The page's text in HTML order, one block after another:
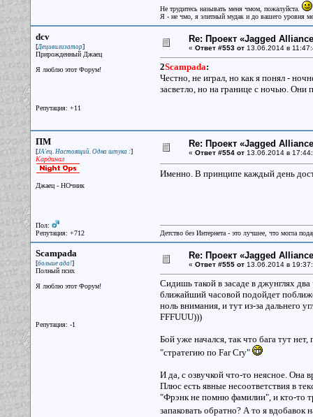
Не трудитесь называть меня чмом, пожалуйста.
Я - не чмо, я элитный мудак и до вашего уровня
dcv
[Децивилизатор]
Прирожденный Джаец
Я люблю этот Форум!
Репутация: +11
Re: Проект «Jagged
« Ответ #553 от13.06.2014 в
2Scampada:
Честно, не играл, но как я понял -
засветло, но на границе с ночью.
ПМ
[JA'ец. Настоящий. Одна штука :]
Кардинал
Джаец - НОчник
Пол:
Репутация: +712
Re: Проект «Jagged
« Ответ #554 от13.06.2014 в
Именно. В принципе каждый день
Детство без Интернета - это лучшее, что могла
Scampada
[больше ада!]
Полный псих
Я люблю этот Форум!
Репутация: -1
Re: Проект «Jagged
« Ответ #555 от13.06.2014 в
Сидишь такой в засаде в джунглях
ближайший часовой подойдет
ноль внимания, и тут из-за дальнего
FFFUUU)))
Бой уже начался, так что бага тут
"стратегию по Far Cry"
И да, с озвучкой что-то неясное. Она
Плюс есть явные несоответствия в
"Фрэнк не помню фамилии", и кто-то
запаковать обратно? А то я